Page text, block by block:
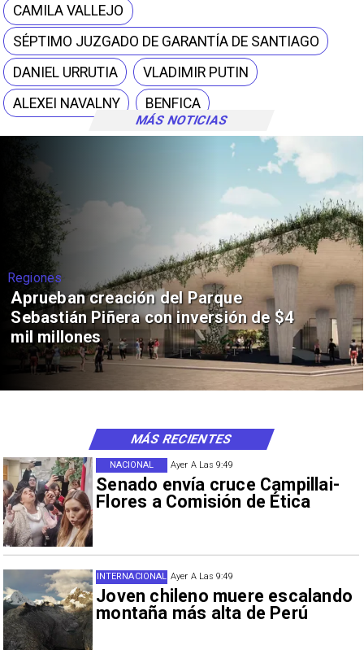
MÁS NOTICIAS
CAMILA VALLEJO
SÉPTIMO JUZGADO DE GARANTÍA DE SANTIAGO
DANIEL URRUTIA
VLADIMIR PUTIN
ALEXEI NAVALNY
BENFICA
Regiones
Aprueban creación del Parque
Sebastián Piñera con inversión de $4
mil millones
Ayer A Las 9:49
Senado envía cruce Campillai-
Flores a Comisión de Ética
NACIONAL
Ayer A Las 9:49
Joven chileno muere escalando
montaña más alta de Perú
INTERNACIONAL
MÁS RECIENTES